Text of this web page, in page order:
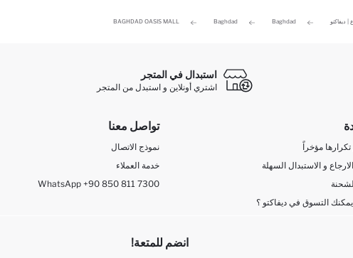
| ديفاكتو Baghdad
Baghdad
BAGHDAD OASIS MALL
استبدال في المتجر
اشتري أونلاين و استبدل من المتجر
مؤخراً
و الاستبدال السهلة
التسوق في ديفاكتو ؟
تواصل معنا
نموذج الاتصال
خدمة العملاء
WhatsApp +90 850 811 7300
انضم للمتعة!